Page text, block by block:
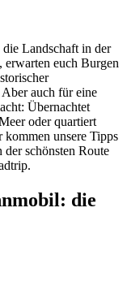
Landschaft in der
euch Burgen
auch für eine
Übernachtet
oder quartiert
unsere Tipps
schönsten Route
die